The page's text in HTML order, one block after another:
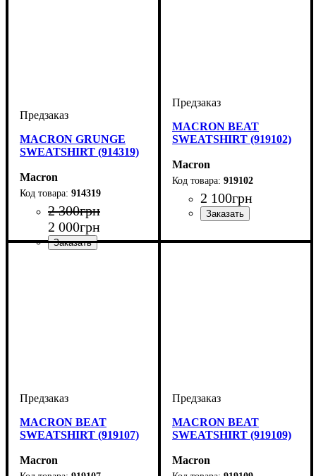
MACRON GRUNGE
SWEATSHIRT (914319)
Macron
914319
2 300грн
2 000грн
MACRON BEAT
SWEATSHIRT (919102)
Macron
919102
2 100грн
MACRON BEAT
SWEATSHIRT (919107)
Macron
MACRON BEAT
SWEATSHIRT (919109)
Macron